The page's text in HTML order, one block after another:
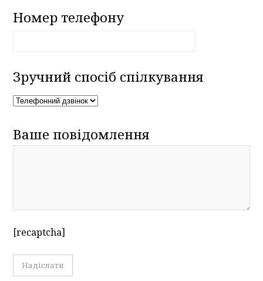
Номер телефону
Зручний спосіб спілкування
Ваше повідомлення
[recaptcha]